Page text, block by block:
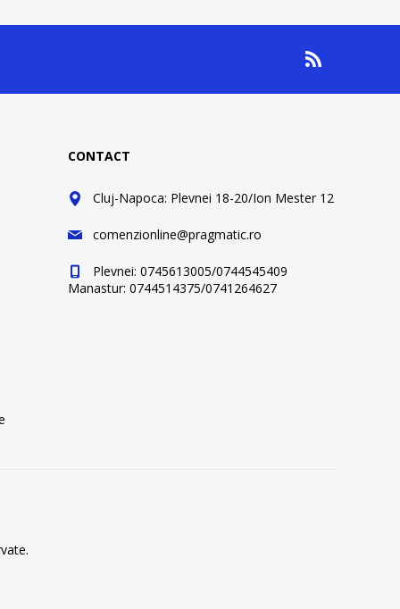
CONTACT
Cluj-Napoca: Plevnei 18-20/Ion Mester 12
comenzionline@pragmatic.ro
Plevnei: 0745613005/0744545409
Manastur: 0744514375/0741264627